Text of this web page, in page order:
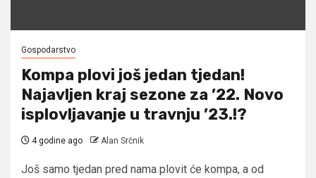
Gospodarstvo
Kompa plovi još jedan tjedan!
Najavljen kraj sezone za ’22. Novo
isplovljavanje u travnju ’23.!?
4 godine ago Alan Srčnik
Još samo tjedan pred nama plovit će kompa, a od